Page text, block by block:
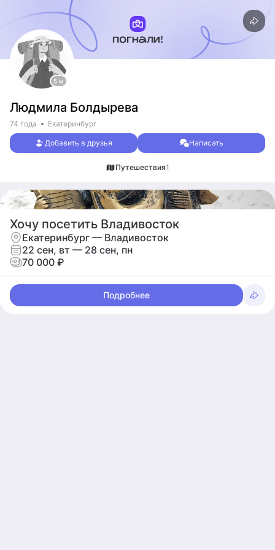
5 м
Людмила Болдырева
74 года Екатеринбург
Добавить в друзья Написать
Путешествия1
Хочу посетить Владивосток
Екатеринбург — Владивосток
22 сен, вт — 28 сен, пн
70 000 ₽
Подробнее